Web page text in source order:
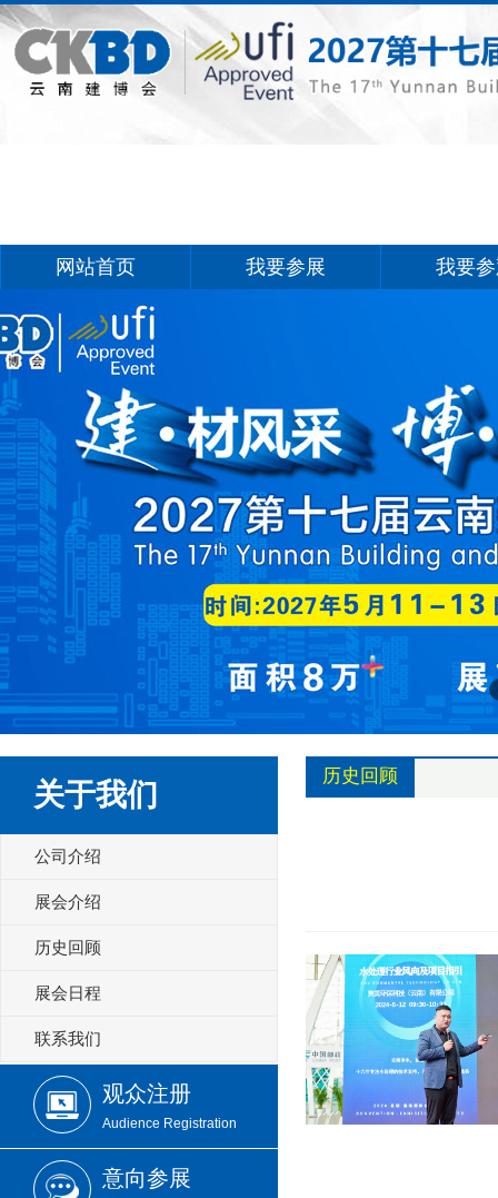
网站首页 我要参展 我要
关于我们
公司介绍
展会介绍
历史回顾
展会日程
联系我们
观众注册
Audience Registration
意向参展
历史回顾